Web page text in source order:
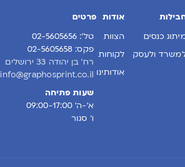
כנסים
ולעסק
אודות
הצוות
לקוחות
אודותינו
פרטים
טל׳: 02-5605656
פקס: 02-5605658
רח׳ בן יהודה 33 ירושלים
info@graphosprint.co.il
שעות פתיחה
א׳-ה׳ 09:00-17:00
ו׳ סגור